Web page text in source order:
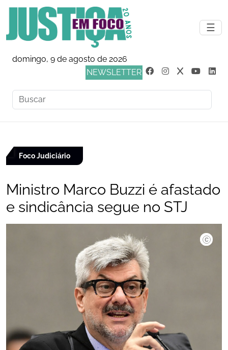
☰
domingo, 9 de agosto de 2026
NEWSLETTER
Foco Judiciário
Ministro Marco Buzzi é afastado
e sindicância segue no STJ
Gustavo